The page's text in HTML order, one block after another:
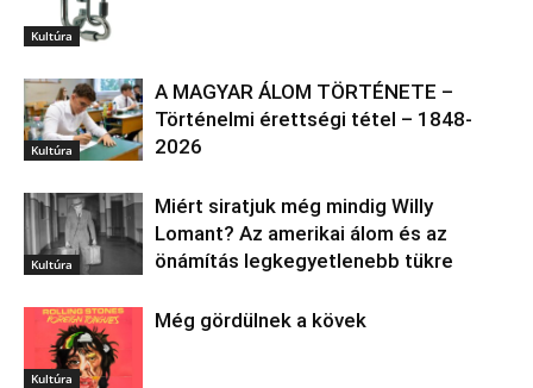
Kultúra
Kultúra
A MAGYAR ÁLOM TÖRTÉNETE –
Történelmi érettségi tétel – 1848-
2026
Kultúra
Miért siratjuk még mindig Willy
Lomant? Az amerikai álom és az
önámítás legkegyetlenebb tükre
Kultúra
Még gördülnek a kövek